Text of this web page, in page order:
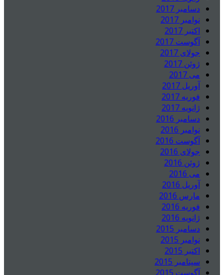
دسامبر 2017
نوامبر 2017
اکتبر 2017
آگوست 2017
جولای 2017
ژوئن 2017
می 2017
آوریل 2017
فوریه 2017
ژانویه 2017
دسامبر 2016
نوامبر 2016
آگوست 2016
جولای 2016
ژوئن 2016
می 2016
آوریل 2016
مارس 2016
فوریه 2016
ژانویه 2016
دسامبر 2015
نوامبر 2015
اکتبر 2015
سپتامبر 2015
آگوست 2015